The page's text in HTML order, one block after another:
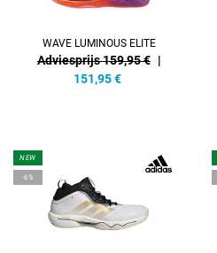
WAVE LUMINOUS ELITE
Adviesprijs 159,95 € |
151,95 €
NEW
-6%